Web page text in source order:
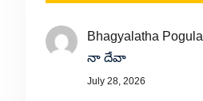
Bhagyalatha Pogula
నా దేవా
July 28, 2026